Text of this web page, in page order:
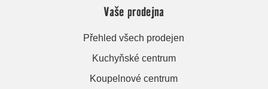
Vaše prodejna
Přehled všech prodejen
Kuchyňské centrum
Koupelnové centrum